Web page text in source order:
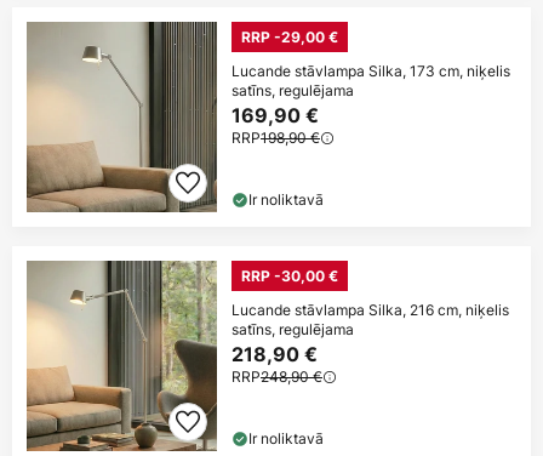
RRP -29,00 €
Lucande stāvlampa Silka, 173 cm, niķelis
satīns, regulējama
169,90 €
RRP198,90 €
Ir noliktavā
RRP -30,00 €
Lucande stāvlampa Silka, 216 cm, niķelis
satīns, regulējama
218,90 €
RRP248,90 €
Ir noliktavā